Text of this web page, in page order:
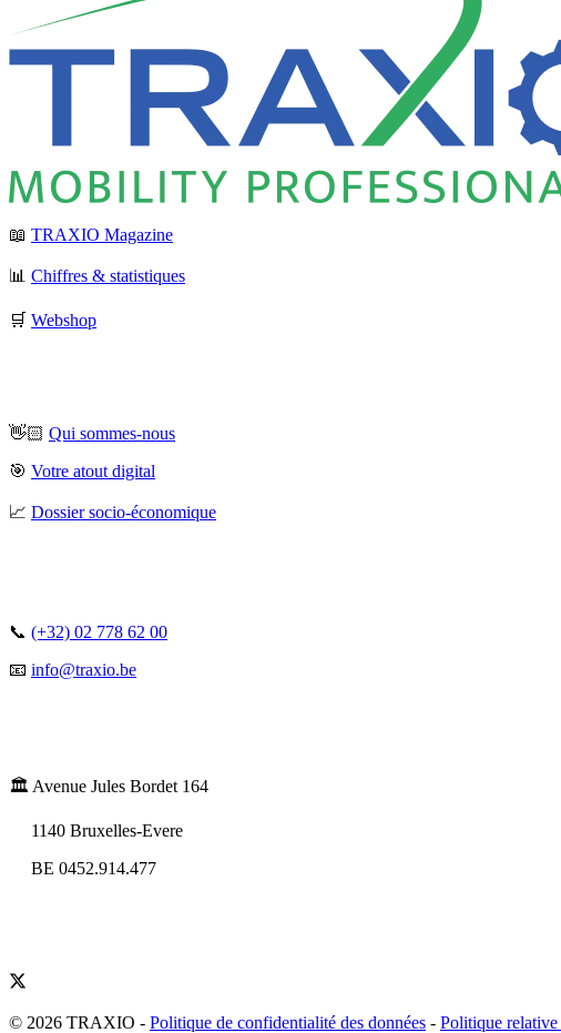
📖 TRAXIO Magazine
📊 Chiffres & statistiques
🛒 Webshop
👋🏻 Qui sommes-nous
🎯 Votre atout digital
📈 Dossier socio-économique
📞 (+32) 02 778 62 00
📧 info@traxio.be
🏛️ Avenue Jules Bordet 164
1140 Bruxelles-Evere
BE 0452.914.477
© 2026 TRAXIO - Politique de confidentialité des données - Politique